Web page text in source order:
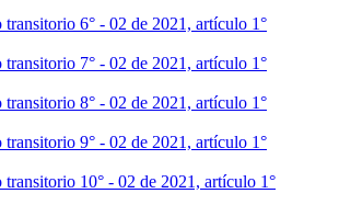
6° - 02 de 2021, artículo 1°
7° - 02 de 2021, artículo 1°
8° - 02 de 2021, artículo 1°
9° - 02 de 2021, artículo 1°
10° - 02 de 2021, artículo 1°